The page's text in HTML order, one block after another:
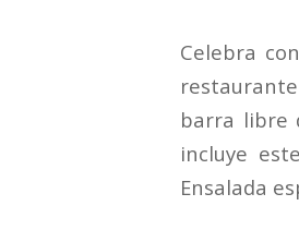
Celebra
barra libre
incluye
Ensalada